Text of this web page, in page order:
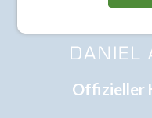
Offizieller